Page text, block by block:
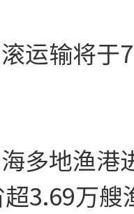
运输将于
多地渔港
3.69万